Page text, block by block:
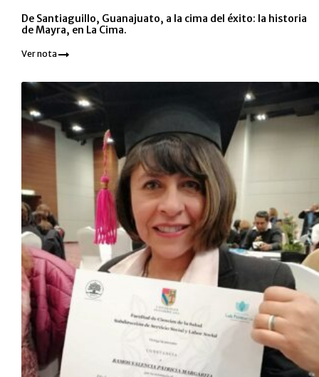
De Santiaguillo, Guanajuato, a la cima del éxito: la historia
de Mayra, en La Cima.
Ver nota